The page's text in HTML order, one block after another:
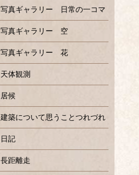
写真ギャラリー 日常の一コマ
写真ギャラリー 空
写真ギャラリー 花
天体観測
居候
建築について思うことつれづれ
日記
長距離走